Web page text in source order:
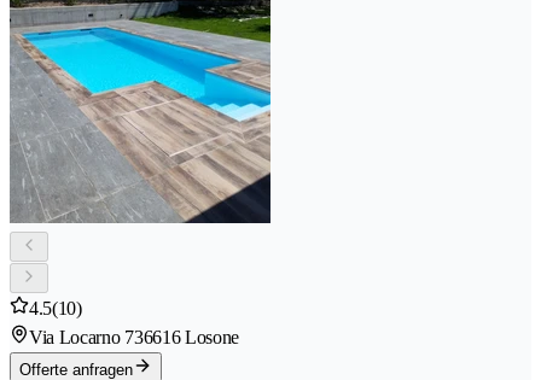
4.5(10)
Via Locarno 736616 Losone
Offerte anfragen